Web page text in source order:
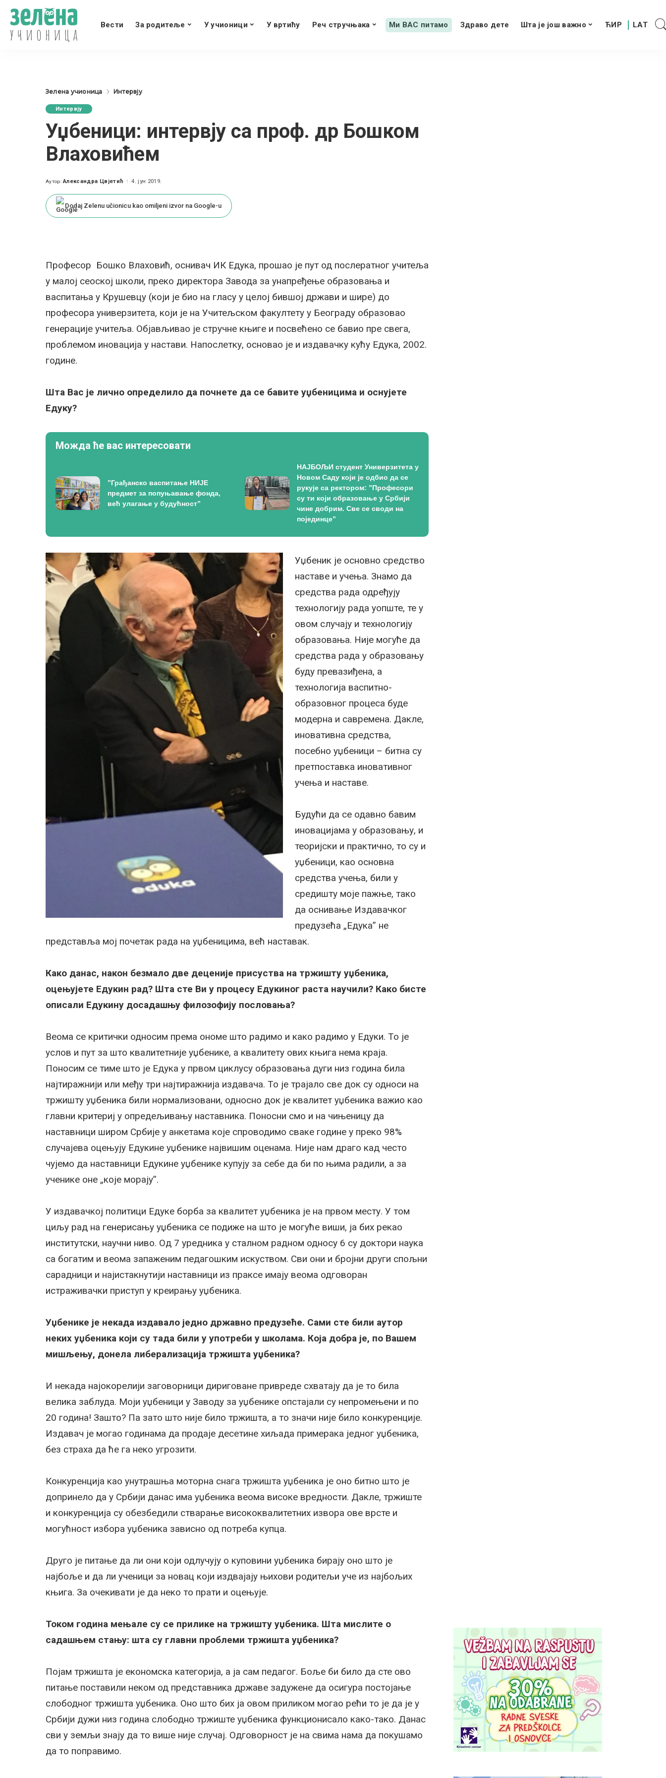
Вести За родитеље У учионици У вртићу Реч стручњака Ми ВАС питамо Здраво дете Шта је још важно
Зелена учионица Интервју
Интервју
Уџбеници: интервју са проф. др Бошком
Влаховићем
Posted
Аутор: Александра Цвјетић 4. јун 2019.
Dodaj Zelenu učionicu kao omiljeni izvor na Google-u
Професор Бошко Влаховић, оснивач ИК Едука, прошао је пут од послератног учитеља
у малој сеоској школи, преко директора Завода за унапређење образовања и
васпитања у Крушевцу (који је био на гласу у целој бившој држави и шире) до
професора универзитета, који је на Учитељском факултету у Београду образовао
генерације учитеља. Објављивао је стручне књиге и посвећено се бавио пре свега,
проблемом иновација у настави. Напослетку, основао је и издавачку кућу Едука, 2002.
године.
Шта Вас је лично определило да почнете да се бавите уџбеницима и оснујете
Едуку?
Можда ће вас интересовати
”Грађанско васпитање НИЈЕ
предмет за попуњавање фонда,
већ улагање у будућност”
НАЈБОЉИ студент Универзитета у
Новом Саду који је одбио да се
рукује са ректором: ”Професори
су ти који образовање у Србији
чине добрим. Све се своди на
појединце”
Уџбеник је основно средство
наставе и учења. Знамо да
средства рада одређују
технологију рада уопште, те у
овом случају и технологију
образовања. Није могуће да
средства рада у образовању
буду превазиђена, а
технологија васпитно-
образовног процеса буде
модерна и савремена. Дакле,
иновативна средства,
посебно уџбеници – битна су
претпоставка иновативног
учења и наставе.
Будући да се одавно бавим
иновацијама у образовању, и
теоријски и практично, то су и
уџбеници, као основна
средства учења, били у
средишту моје пажње, тако
да оснивање Издавачког
предузећа „Едука” не
представља мој почетак рада на уџбеницима, већ наставак.
Како данас, након безмало две деценије присуства на тржишту уџбеника,
оцењујете Едукин рад? Шта сте Ви у процесу Едукиног раста научили? Како бисте
описали Едукину досадашњу филозофију пословања?
Веома се критички односим према ономе што радимо и како радимо у Едуки. То је
услов и пут за што квалитетније уџбенике, а квалитету ових књига нема краја.
Поносим се тиме што је Едука у првом циклусу образовања дуги низ година била
најтиражнији или међу три најтиражнија издавача. То је трајало све док су односи на
тржишту уџбеника били нормализовани, односно док је квалитет уџбеника важио као
главни критериј у опредељивању наставника. Поносни смо и на чињеницу да
наставници широм Србије у анкетама које спроводимо сваке године у преко 98%
случајева оцењују Едукине уџбенике највишим оценама. Није нам драго кад често
чујемо да наставници Едукине уџбенике купују за себе да би по њима радили, а за
ученике оне „које морају”.
У издавачкој политици Едуке борба за квалитет уџбеника је на првом месту. У том
циљу рад на генерисању уџбеника се подиже на што је могуће виши, ја бих рекао
институтски, научни ниво. Од 7 уредника у сталном радном односу 6 су доктори наука
са богатим и веома запаженим педагошким искуством. Сви они и бројни други спољни
сарадници и најистакнутији наставници из праксе имају веома одговоран
истраживачки приступ у креирању уџбеника.
Уџбенике је некада издавало једно државно предузеће. Сами сте били аутор
неких уџбеника који су тада били у употреби у школама. Која добра је, по Вашем
мишљењу, донела либерализација тржишта уџбеника?
И некада најокорелији заговорници дириговане привреде схватају да је то била
велика заблуда. Моји уџбеници у Заводу за уџбенике опстајали су непромењени и по
20 година! Зашто? Па зато што није било тржишта, а то значи није било конкуренције.
Издавач је могао годинама да продаје десетине хиљада примерака једног уџбеника,
без страха да ће га неко угрозити.
Конкуренција као унутрашња моторна снага тржишта уџбеника је оно битно што је
допринело да у Србији данас има уџбеника веома високе вредности. Дакле, тржиште
и конкуренција су обезбедили стварање висококвалитетних извора ове врсте и
могућност избора уџбеника зависно од потреба купца.
Друго је питање да ли они који одлучују о куповини уџбеника бирају оно што је
најбоље и да ли ученици за новац који издвајају њихови родитељи уче из најбољих
књига. За очекивати је да неко то прати и оцењује.
Током година мењале су се прилике на тржишту уџбеника. Шта мислите о
садашњем стању: шта су главни проблеми тржишта уџбеника?
Појам тржишта је економска категорија, а ја сам педагог. Боље би било да сте ово
питање поставили неком од представника државе задужене да осигура постојање
слободног тржишта уџбеника. Оно што бих ја овом приликом могао рећи то је да је у
Србији дужи низ година слободно тржиште уџбеника функционисало како-тако. Данас
сви у земљи знају да то више није случај. Одговорност је на свима нама да покушамо
да то поправимо.